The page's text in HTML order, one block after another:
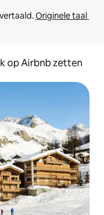
Originele taal
op Airbnb zetten